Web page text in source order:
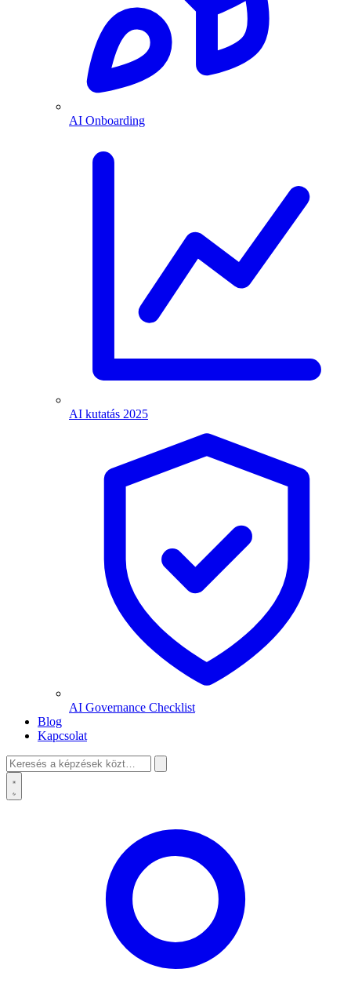
AI Onboarding
AI kutatás 2025
AI Governance Checklist
Blog
Kapcsolat